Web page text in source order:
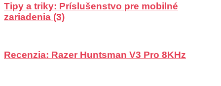
Tipy a triky: Príslušenstvo pre mobilné
zariadenia (3)
Recenzia: Razer Huntsman V3 Pro 8KHz